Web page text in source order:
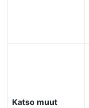
Katso muut